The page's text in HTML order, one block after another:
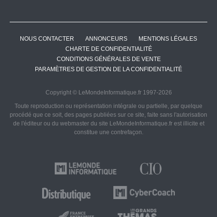
NOUS CONTACTER ANNONCEURS
MENTIONS LÉGALES
CHARTE DE CONFIDENTIALITÉ
CONDITIONS GÉNÉRALES DE VENTE
PARAMÈTRES DE GESTION DE LA CONFIDENTIALITÉ
Copyright © LeMondeInformatique.fr 1997-2026
Toute reproduction ou représentation intégrale ou partielle, par quelque
procédé que ce soit, des pages publiées sur ce site, faite sans l'autorisation
de l'éditeur ou du webmaster du site LeMondeInformatique.fr est illicite et
constitue une contrefaçon.